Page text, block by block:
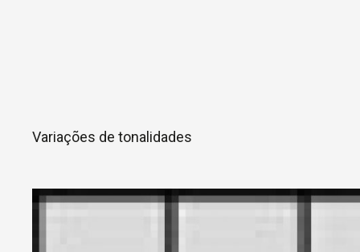
Variações de tonalidades